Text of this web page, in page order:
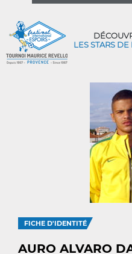
LES STARS
FICHE D'IDENTITÉ
AURO ALVARO